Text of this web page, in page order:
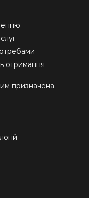
отримання
призначена